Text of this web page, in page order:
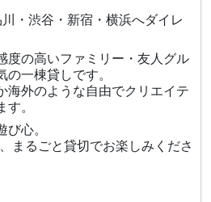
・渋谷・新宿・横浜へダイレ
度の高いファミリー・友人グル
一棟貸しです。
海外のような自由でクリエイテ
。
心。
まるごと貸切でお楽しみくださ